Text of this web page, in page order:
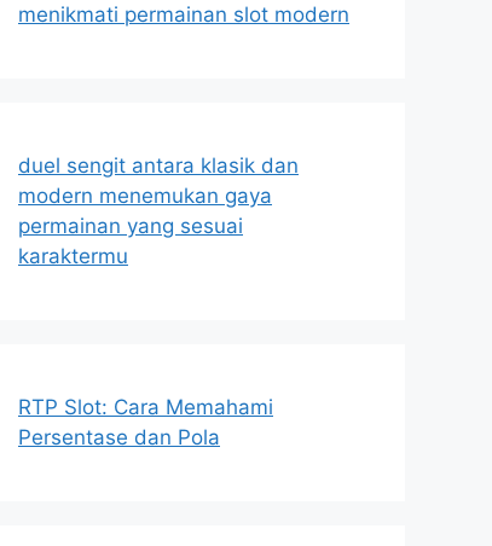
menikmati permainan slot modern
duel sengit antara klasik dan
modern menemukan gaya
permainan yang sesuai
karaktermu
RTP Slot: Cara Memahami
Persentase dan Pola